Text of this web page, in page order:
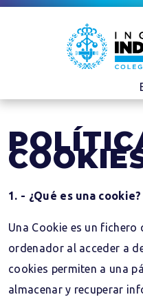
1. - ¿Qué es una cookie?
Una Cookie es un fichero
ordenador al acceder a
cookies permiten a una
almacenar y recuperar